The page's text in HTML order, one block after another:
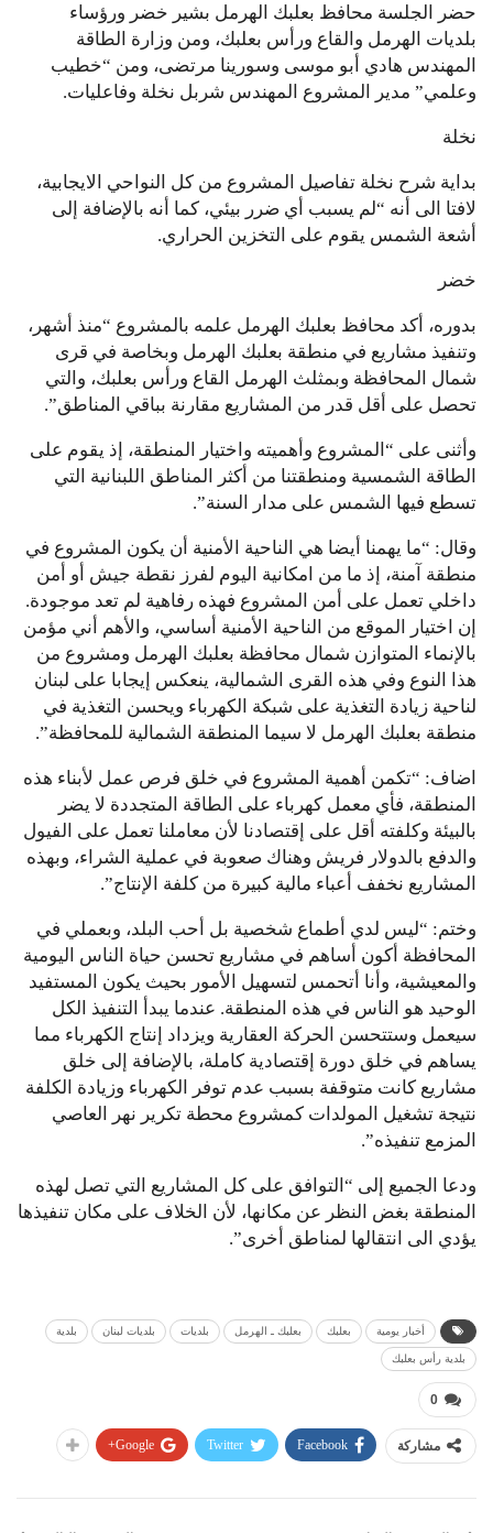
حضر الجلسة محافظ بعلبك الهرمل بشير خضر ورؤساء
بلديات الهرمل والقاع ورأس بعلبك، ومن وزارة الطاقة
المهندس هادي أبو موسى وسورينا مرتضى، ومن “خطيب
وعلمي” مدير المشروع المهندس شربل نخلة وفاعليات.
نخلة
بداية شرح نخلة تفاصيل المشروع من كل النواحي الايجابية،
لافتا الى أنه “لم يسبب أي ضرر بيئي، كما أنه بالإضافة إلى
أشعة الشمس يقوم على التخزين الحراري.
خضر
بدوره، أكد محافظ بعلبك الهرمل علمه بالمشروع “منذ أشهر،
وتنفيذ مشاريع في منطقة بعلبك الهرمل وبخاصة في قرى
شمال المحافظة وبمثلث الهرمل القاع ورأس بعلبك، والتي
تحصل على أقل قدر من المشاريع مقارنة بباقي المناطق”.
وأثنى على “المشروع وأهميته واختيار المنطقة، إذ يقوم على
الطاقة الشمسية ومنطقتنا من أكثر المناطق اللبنانية التي
تسطع فيها الشمس على مدار السنة”.
وقال: “ما يهمنا أيضا هي الناحية الأمنية أن يكون المشروع في
منطقة آمنة، إذ ما من امكانية اليوم لفرز نقطة جيش أو أمن
داخلي تعمل على أمن المشروع فهذه رفاهية لم تعد موجودة.
إن اختيار الموقع من الناحية الأمنية أساسي، والأهم أني مؤمن
بالإنماء المتوازن شمال محافظة بعلبك الهرمل ومشروع من
هذا النوع وفي هذه القرى الشمالية، ينعكس إيجابا على لبنان
لناحية زيادة التغذية على شبكة الكهرباء ويحسن التغذية في
منطقة بعلبك الهرمل لا سيما المنطقة الشمالية للمحافظة”.
اضاف: “تكمن أهمية المشروع في خلق فرص عمل لأبناء هذه
المنطقة، فأي معمل كهرباء على الطاقة المتجددة لا يضر
بالبيئة وكلفته أقل على إقتصادنا لأن معاملنا تعمل على الفيول
والدفع بالدولار فريش وهناك صعوبة في عملية الشراء، وبهذه
المشاريع نخفف أعباء مالية كبيرة من كلفة الإنتاج”.
وختم: “ليس لدي أطماع شخصية بل أحب البلد، وبعملي في
المحافظة أكون أساهم في مشاريع تحسن حياة الناس اليومية
والمعيشية، وأنا أتحمس لتسهيل الأمور بحيث يكون المستفيد
الوحيد هو الناس في هذه المنطقة. عندما يبدأ التنفيذ الكل
سيعمل وستتحسن الحركة العقارية ويزداد إنتاج الكهرباء مما
يساهم في خلق دورة إقتصادية كاملة، بالإضافة إلى خلق
مشاريع كانت متوقفة بسبب عدم توفر الكهرباء وزيادة الكلفة
نتيجة تشغيل المولدات كمشروع محطة تكرير نهر العاصي
المزمع تنفيذه”.
ودعا الجميع إلى “التوافق على كل المشاريع التي تصل لهذه
المنطقة بغض النظر عن مكانها، لأن الخلاف على مكان تنفيذها
يؤدي الى انتقالها لمناطق أخرى”.
أخبار يومية بعلبك بعلبك ـ الهرمل بلديات بلديات لبنان بلدية
بلدية رأس بعلبك
0
مشاركة Facebook
Twitter
Google+